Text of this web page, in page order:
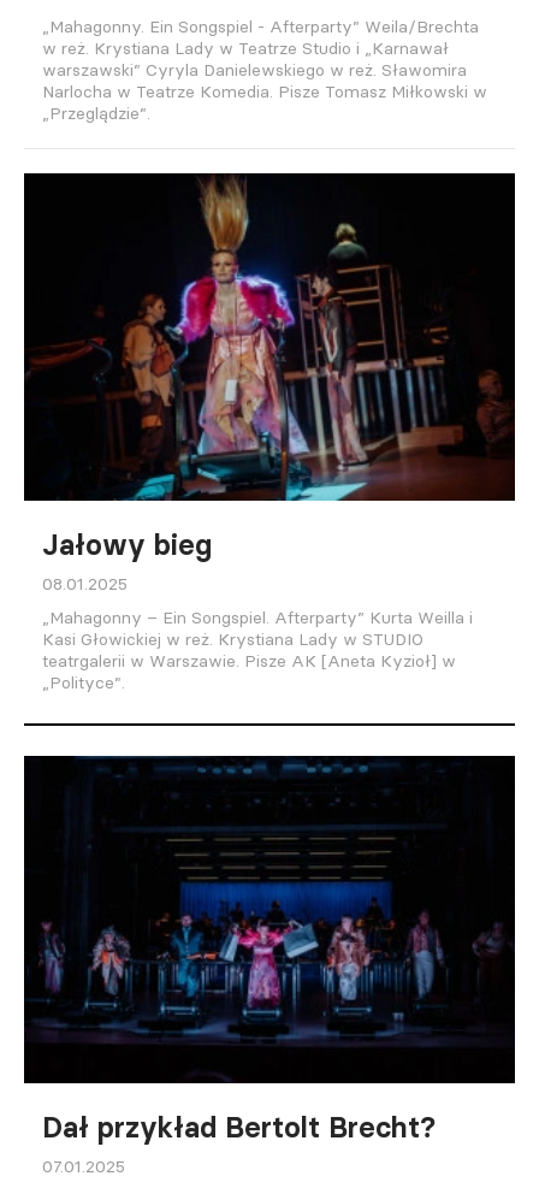
„Mahagonny. Ein Songspiel - Afterparty” Weila/Brechta
w reż. Krystiana Lady w Teatrze Studio i „Karnawał
warszawski” Cyryla Danielewskiego w reż. Sławomira
Narlocha w Teatrze Komedia. Pisze Tomasz Miłkowski w
„Przeglądzie”.
Jałowy bieg
08.01.2025
„Mahagonny – Ein Songspiel. Afterparty” Kurta Weilla i
Kasi Głowickiej w reż. Krystiana Lady w STUDIO
teatrgalerii w Warszawie. Pisze AK [Aneta Kyzioł] w
„Polityce”.
Dał przykład Bertolt Brecht?
07.01.2025